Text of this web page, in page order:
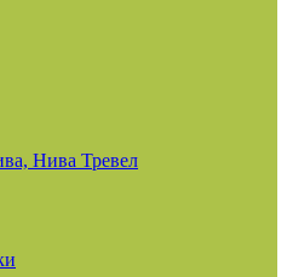
Нива Тревел